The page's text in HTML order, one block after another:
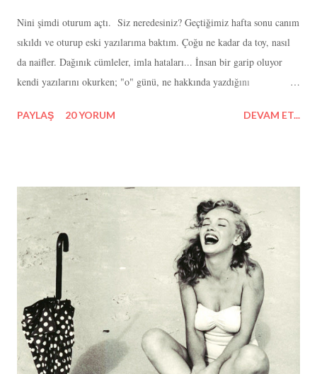
Nini şimdi oturum açtı. Siz neredesiniz? Geçtiğimiz hafta sonu canım
sıkıldı ve oturup eski yazılarıma baktım. Çoğu ne kadar da toy, nasıl
da naifler. Dağınık cümleler, imla hataları... İnsan bir garip oluyor
kendi yazılarını okurken; "o" günü, ne hakkında yazdığını
geçtiğinde ya da 90'lardan bir şarkı çaldığında düşen sıcaklık vardır ya
öncesi! Daha blog yazarlığının popüler olmadığı yıllarda, etrafımızda
Instagram ünlüleri at koşturmazken yazıp okurdu burada insanlar.
Hatta kemikleşmiş bir kadro bile vardı. (gülücük) (Bakın, bu gülme
efektim de geçmişten, hatırlayan vardır belki) Peki, bunca yıl
içerisinde hiç yazmadım mı? Yazdım. Ancak, buraya taşımadım.
Şimdi yeniden heveslenmişke...
PAYLAŞ 20 YORUM DEVAM ET...